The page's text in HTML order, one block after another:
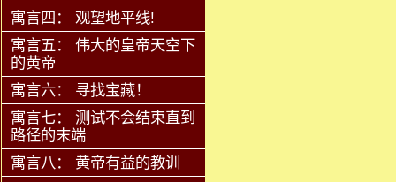
寓言四： 观望地平线!
寓言五： 伟大的皇帝天空下
的黄帝
寓言六： 寻找宝藏！
寓言七： 测试不会结束直到
路径的末端
寓言八： 黄帝有益的教训